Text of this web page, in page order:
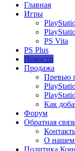
Главная
Игры
PS Vita
PS Plus
Новости
Продажа
Превью
Как
Форум
Обратная
О нашем
Политика